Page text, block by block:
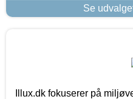
Se
Illux.dk fokuserer på